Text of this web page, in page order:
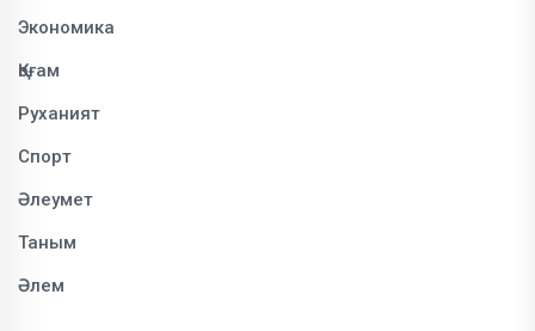
Экономика
Қоғам
Руханият
Спорт
Әлеумет
Таным
Әлем